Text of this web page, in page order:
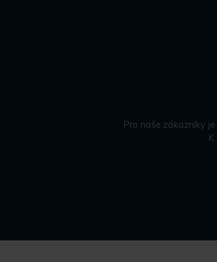
Pro naše zákazníky